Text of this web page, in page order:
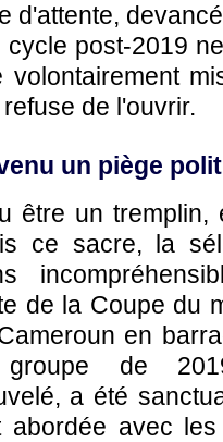
d'attente,
post-2019
de l'ouvrir.
un piège
être un tremplin,
ce sacre, la
de la Coupe du
en
de
a été
abordée avec